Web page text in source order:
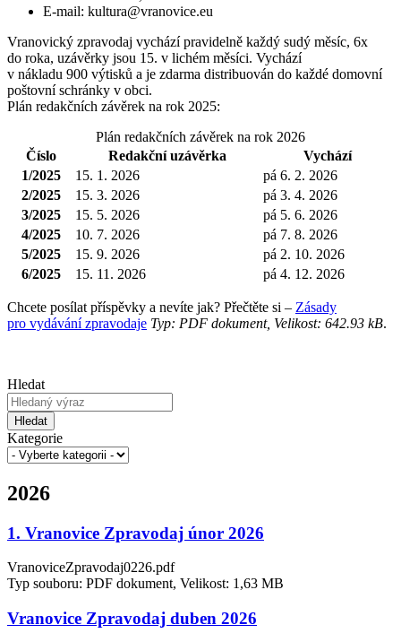
E-mail: kultura@vranovice.eu
Vranovický zpravodaj vychází pravidelně každý sudý měsíc, 6x
do roka, uzávěrky jsou 15. v lichém měsíci. Vychází
v nákladu 900 výtisků a je zdarma distribuován do každé domovní
poštovní schránky v obci.
Plán redakčních závěrek na rok 2025:
Plán redakčních závěrek na rok 2026
Číslo
Redakční uzávěrka
Vychází
1/2025
15. 1. 2026
pá 6. 2. 2026
2/2025
15. 3. 2026
pá 3. 4. 2026
3/2025
15. 5. 2026
pá 5. 6. 2026
4/2025
10. 7. 2026
pá 7. 8. 2026
5/2025
15. 9. 2026
pá 2. 10. 2026
6/2025
15. 11. 2026 pá 4. 12. 2026
Chcete posílat příspěvky a nevíte jak? Přečtěte si – Zásady
pro vydávání zpravodaje Typ: PDF dokument, Velikost: 642.93 kB.
Hledat
Hledat
Kategorie
2026
1. Vranovice Zpravodaj únor 2026
VranoviceZpravodaj0226.pdf
Typ souboru: PDF dokument, Velikost: 1,63 MB
Vranovice Zpravodaj duben 2026